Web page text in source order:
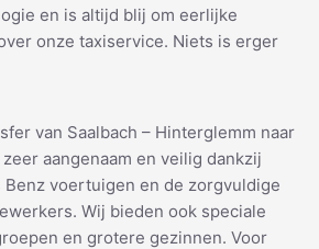
en is altijd blij om eerlijke
onze taxiservice. Niets is erger
van Saalbach – Hinterglemm naar
aangenaam en veilig dankzij
voertuigen en de zorgvuldige
Wij bieden ook speciale
en grotere gezinnen. Voor